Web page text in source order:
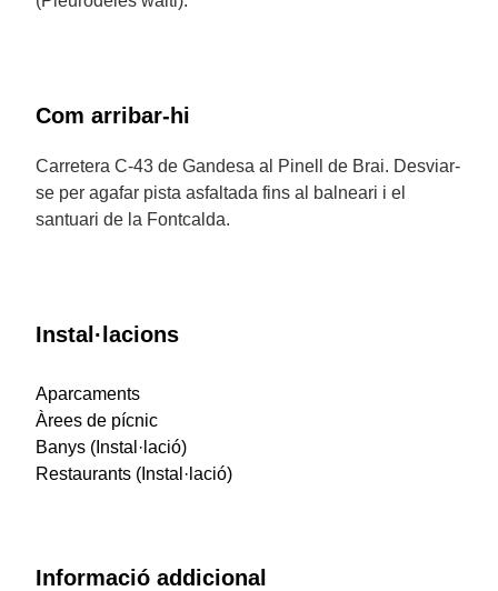
Com arribar-hi
Carretera C-43 de Gandesa al Pinell de Brai. Desviar-
se per agafar pista asfaltada fins al balneari i el
santuari de la Fontcalda.
Instal·lacions
Aparcaments
Àrees de pícnic
Banys (Instal·lació)
Restaurants (Instal·lació)
Informació addicional